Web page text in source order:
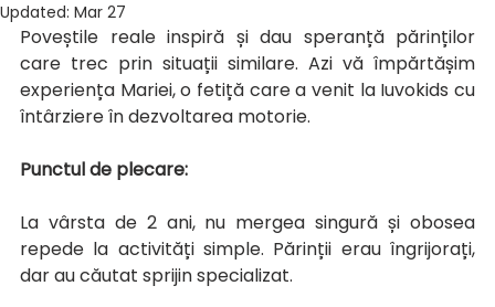
Updated: Mar 27
Poveștile reale inspiră și dau speranță părinților
care trec prin situații similare. Azi vă împărtășim
experiența Mariei, o fetiță care a venit la Iuvokids cu
întârziere în dezvoltarea motorie.
Punctul de plecare:
La vârsta de 2 ani, nu mergea singură și obosea
repede la activități simple. Părinții erau îngrijorați,
dar au căutat sprijin specializat.